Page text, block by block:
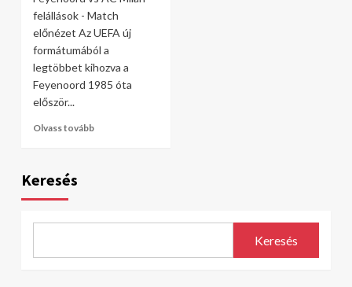
felállások - Match
előnézet Az UEFA új
formátumából a
legtöbbet kihozva a
Feyenoord 1985 óta
először...
Olvass tovább
Keresés
Keresés